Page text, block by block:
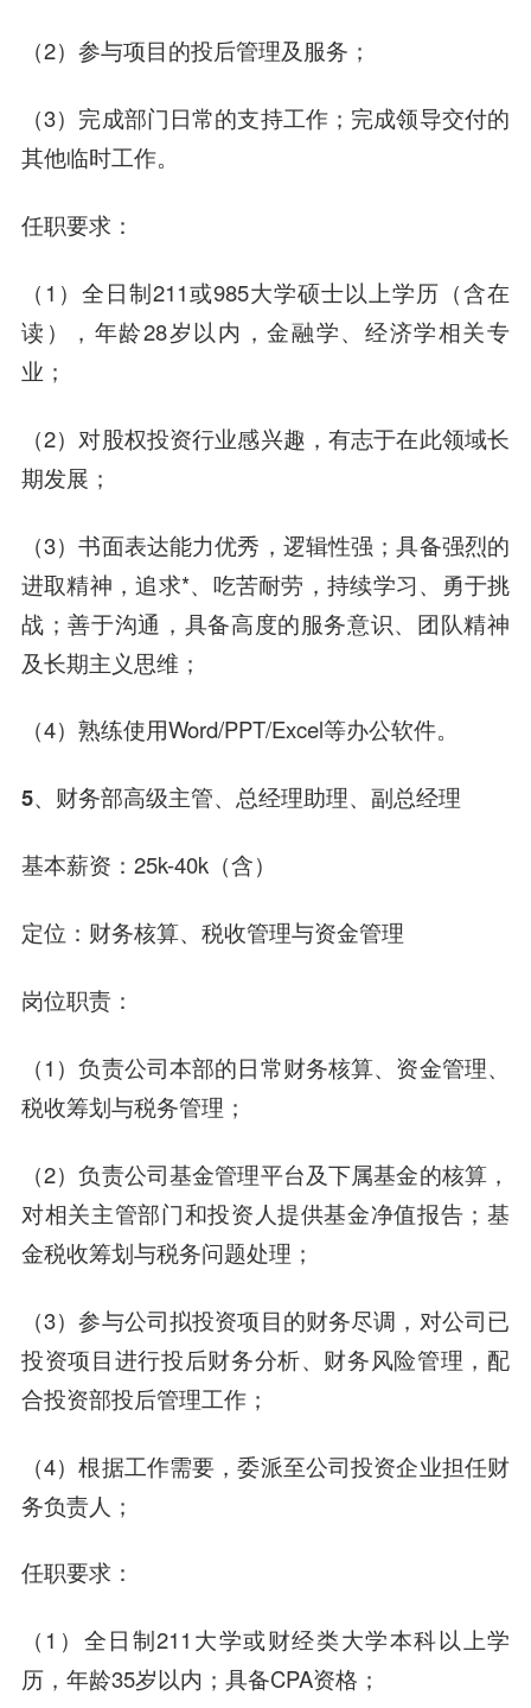
（2）参与项目的投后管理及服务；
（3）完成部门日常的支持工作；完成领导交付的
其他临时工作。
任职要求：
（1）全日制211或985大学硕士以上学历（含在
读），年龄28岁以内，金融学、经济学相关专
业；
（2）对股权投资行业感兴趣，有志于在此领域长
期发展；
（3）书面表达能力优秀，逻辑性强；具备强烈的
进取精神，追求*、吃苦耐劳，持续学习、勇于挑
战；善于沟通，具备高度的服务意识、团队精神
及长期主义思维；
（4）熟练使用Word/PPT/Excel等办公软件。
5、财务部高级主管、总经理助理、副总经理
基本薪资：25k-40k（含）
定位：财务核算、税收管理与资金管理
岗位职责：
（1）负责公司本部的日常财务核算、资金管理、
税收筹划与税务管理；
（2）负责公司基金管理平台及下属基金的核算，
对相关主管部门和投资人提供基金净值报告；基
金税收筹划与税务问题处理；
（3）参与公司拟投资项目的财务尽调，对公司已
投资项目进行投后财务分析、财务风险管理，配
合投资部投后管理工作；
（4）根据工作需要，委派至公司投资企业担任财
务负责人；
任职要求：
（1）全日制211大学或财经类大学本科以上学
历，年龄35岁以内；具备CPA资格；